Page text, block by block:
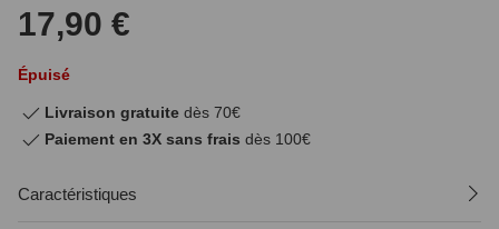
17,90 €
Épuisé
Livraison gratuite dès 70€
Paiement en 3X sans frais dès 100€
Caractéristiques